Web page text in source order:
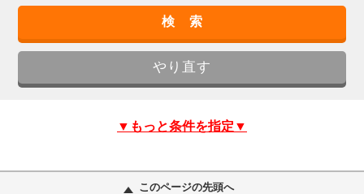
▼もっと条件を指定▼
このページの先頭へ